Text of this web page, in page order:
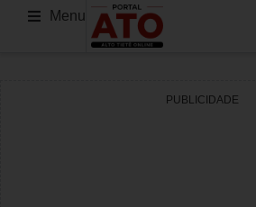
Menu
PUBLICIDADE